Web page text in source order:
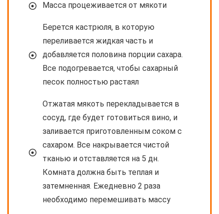
Масса процеживается от мякоти
Берется кастрюля, в которую
переливается жидкая часть и
добавляется половина порции сахара.
Все подогревается, чтобы сахарный
песок полностью растаял
Отжатая мякоть перекладывается в
сосуд, где будет готовиться вино, и
заливается приготовленным соком с
сахаром. Все накрывается чистой
тканью и отставляется на 5 дн.
Комната должна быть теплая и
затемненная. Ежедневно 2 раза
необходимо перемешивать массу